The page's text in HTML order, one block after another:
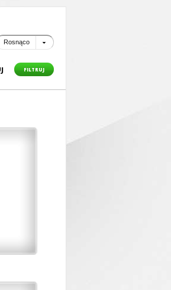
Rosnąco
FILTRUJ